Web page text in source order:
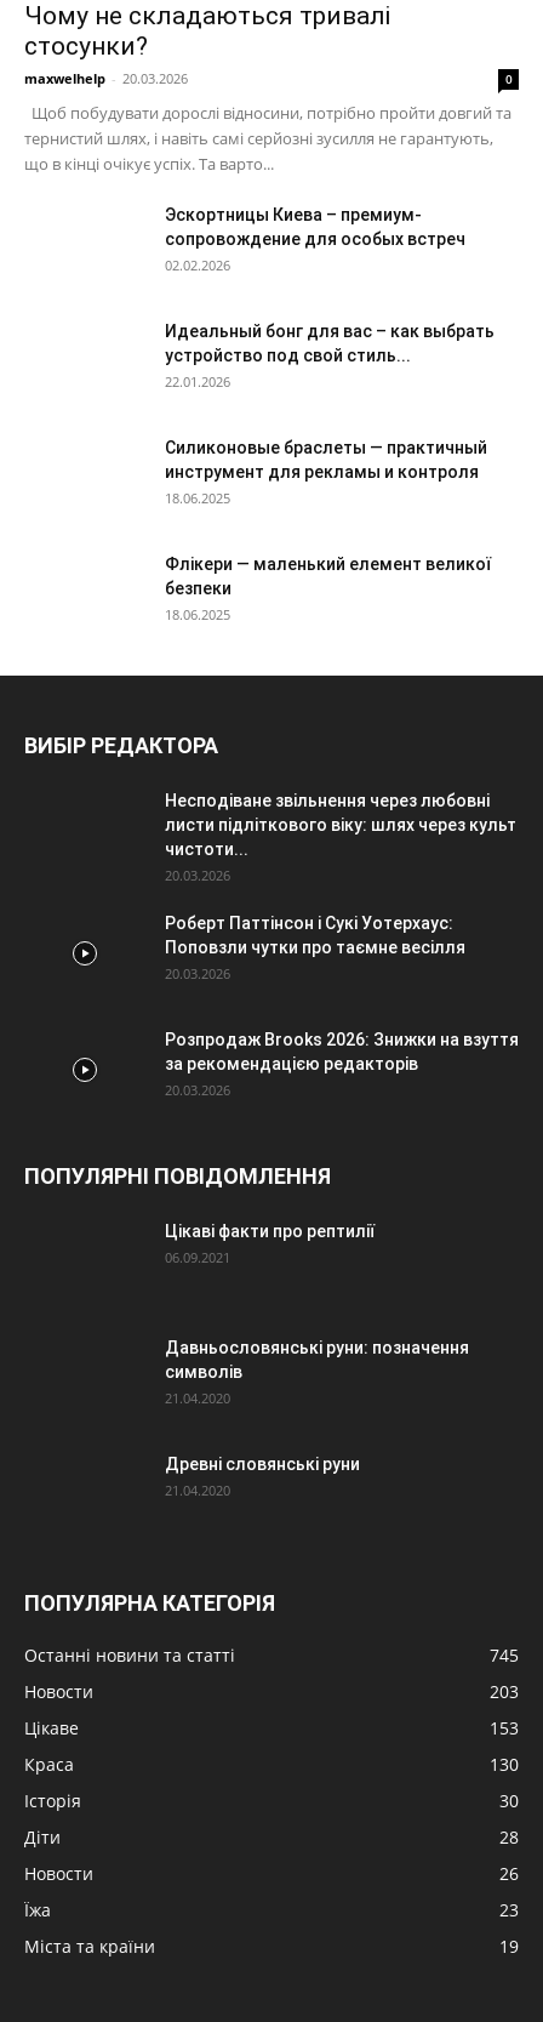
Чому не складаються тривалі
стосунки?
maxwelhelp - 20.03.2026 0
Щоб побудувати дорослі відносини, потрібно пройти довгий та
тернистий шлях, і навіть самі серйозні зусилля не гарантують,
що в кінці очікує успіх. Та варто...
Эскортницы Киева – премиум-
сопровождение для особых встреч
02.02.2026
Идеальный бонг для вас – как выбрать
устройство под свой стиль...
22.01.2026
Силиконовые браслеты — практичный
инструмент для рекламы и контроля
18.06.2025
Флікери — маленький елемент великої
безпеки
18.06.2025
ВИБІР РЕДАКТОРА
Несподіване звільнення через любовні
листи підліткового віку: шлях через культ
чистоти...
20.03.2026
Роберт Паттінсон і Сукі Уотерхаус:
Поповзли чутки про таємне весілля
20.03.2026
Розпродаж Brooks 2026: Знижки на взуття
за рекомендацією редакторів
20.03.2026
ПОПУЛЯРНІ ПОВІДОМЛЕННЯ
Цікаві факти про рептилії
06.09.2021
Давньословянські руни: позначення
символів
21.04.2020
Древні словянські руни
21.04.2020
ПОПУЛЯРНА КАТЕГОРІЯ
Останні новини та статті
745
Новости
203
Цікаве
153
Краса
130
Історія
30
Діти
28
Новости
26
Їжа
23
Міста та країни
19